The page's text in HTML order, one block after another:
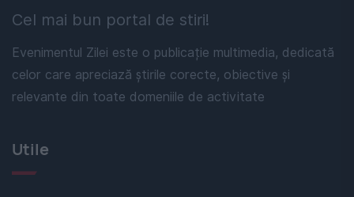
Cel mai bun portal de stiri!
Evenimentul Zilei este o publicație multimedia, dedicată
celor care apreciază știrile corecte, obiective și
relevante din toate domeniile de activitate
Utile